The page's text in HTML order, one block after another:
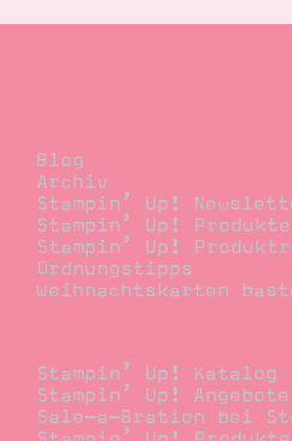
Blog
Archiv
Stampin’ Up!
Stampin’ Up!
Stampin’ Up!
Ordnungstipps
Weihnachtskarten
Stampin’ Up! Katalog
Stampin’ Up! Angebote
Sale-a-Bration bei